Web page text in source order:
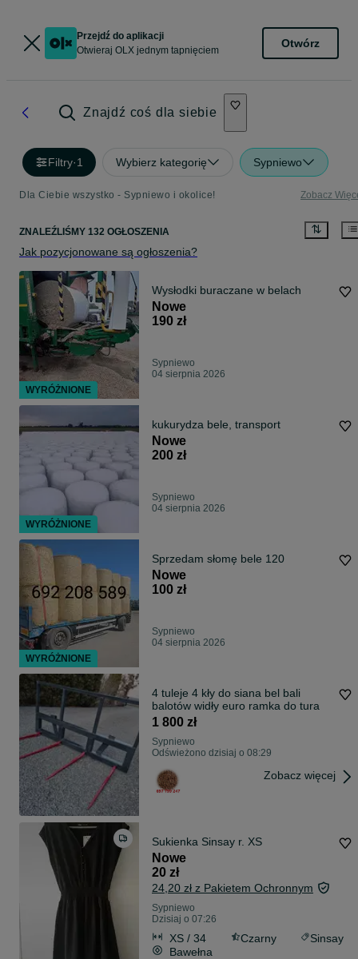
Przejdź do aplikacji
Otwieraj OLX jednym tapnięciem
Otwórz
Znajdź coś dla siebie
Filtry·1 Wybierz kategorię Sypniewo
Dla Ciebie wszystko - Sypniewo i okolice! Zobacz
ZNALEŹLIŚMY 132 OGŁOSZENIA
Jak pozycjonowane są ogłoszenia?
Wysłodki buraczane w belach
Nowe
190 zł
Sypniewo
04 sierpnia 2026
kukurydza bele, transport
Nowe
200 zł
Sypniewo
04 sierpnia 2026
Sprzedam słomę bele 120
Nowe
100 zł
Sypniewo
04 sierpnia 2026
4 tuleje 4 kły do siana bel bali
balotów widły euro ramka do tura
1 800 zł
Sypniewo
Odświeżono dzisiaj o 08:29
Zobacz więcej
Sukienka Sinsay r. XS
Nowe
20 zł
24,20 zł z Pakietem Ochronnym
Sypniewo
Dzisiaj o 07:26
XS / 34 Czarny
Sinsay
Bawełna
WYRÓŻNIONE
WYRÓŻNIONE
WYRÓŻNIONE